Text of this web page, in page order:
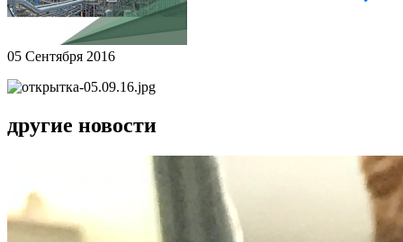
05 Сентября 2016
другие новости